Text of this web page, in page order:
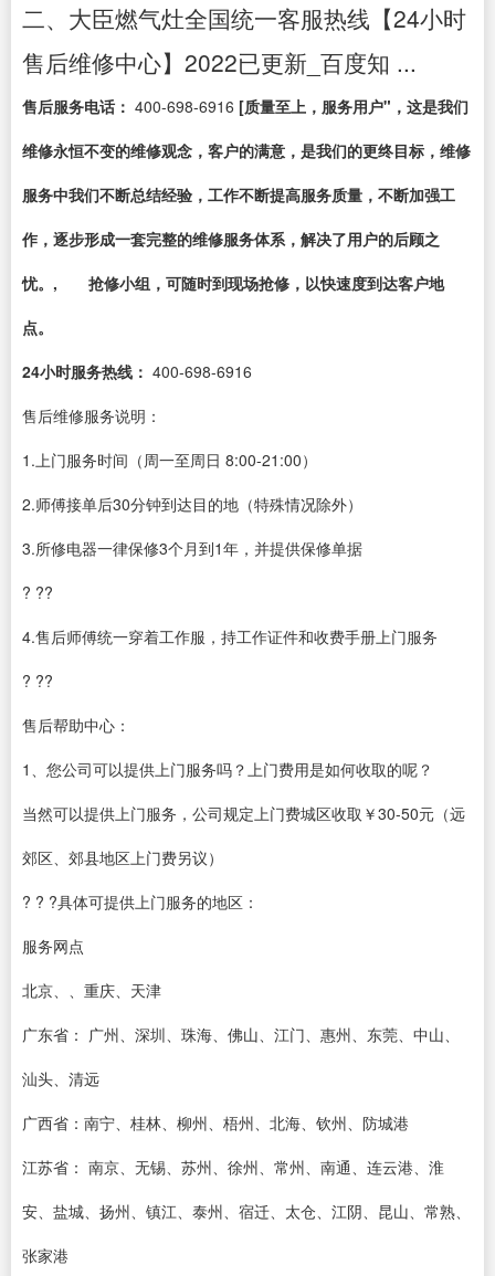
二、大臣燃气灶全国统一客服热线【24小时
售后维修中心】2022已更新_百度知 ...
售后服务电话： 400-698-6916 [质量至上，服务用户"，这是我们
维修永恒不变的维修观念，客户的满意，是我们的更终目标，维修
服务中我们不断总结经验，工作不断提高服务质量，不断加强工
作，逐步形成一套完整的维修服务体系，解决了用户的后顾之
忧。, 抢修小组，可随时到现场抢修，以快速度到达客户地
点。
24小时服务热线： 400-698-6916
售后维修服务说明：
1.上门服务时间（周一至周日 8:00-21:00）
2.师傅接单后30分钟到达目的地（特殊情况除外）
3.所修电器一律保修3个月到1年，并提供保修单据
? ??
4.售后师傅统一穿着工作服，持工作证件和收费手册上门服务
? ??
售后帮助中心：
1、您公司可以提供上门服务吗？上门费用是如何收取的呢？
当然可以提供上门服务，公司规定上门费城区收取￥30-50元（远
郊区、郊县地区上门费另议）
? ? ?具体可提供上门服务的地区：
服务网点
北京、、重庆、天津
广东省： 广州、深圳、珠海、佛山、江门、惠州、东莞、中山、
汕头、清远
广西省：南宁、桂林、柳州、梧州、北海、钦州、防城港
江苏省： 南京、无锡、苏州、徐州、常州、南通、连云港、淮
安、盐城、扬州、镇江、泰州、宿迁、太仓、江阴、昆山、常熟、
张家港